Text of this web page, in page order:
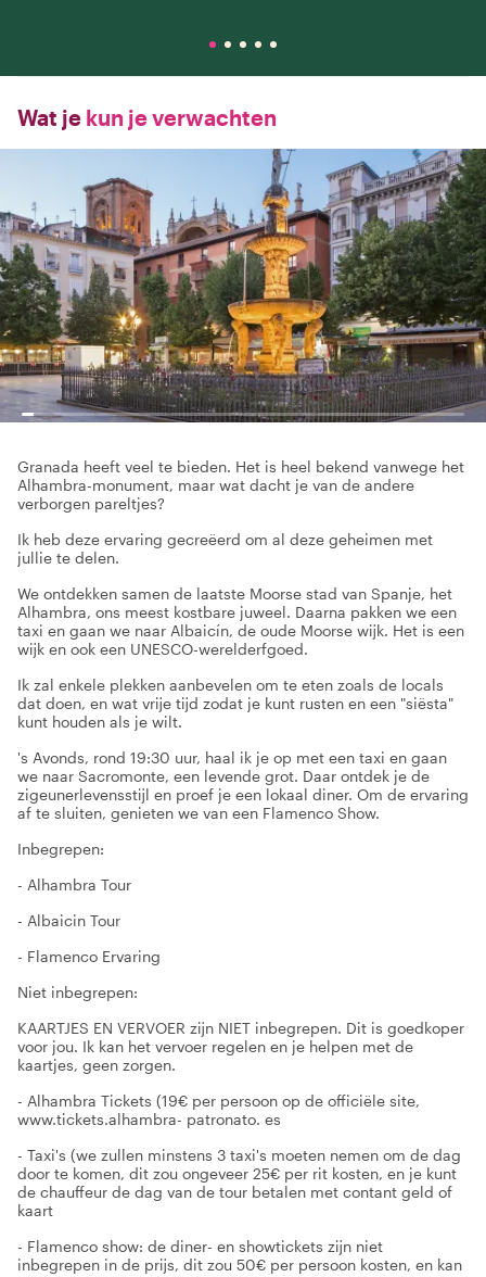
Wat je kun je verwachten
Granada heeft veel te bieden. Het is heel bekend vanwege het
Alhambra-monument, maar wat dacht je van de andere
verborgen pareltjes?
Ik heb deze ervaring gecreëerd om al deze geheimen met
jullie te delen.
We ontdekken samen de laatste Moorse stad van Spanje, het
Alhambra, ons meest kostbare juweel. Daarna pakken we een
taxi en gaan we naar Albaicín, de oude Moorse wijk. Het is een
wijk en ook een UNESCO-werelderfgoed.
Ik zal enkele plekken aanbevelen om te eten zoals de locals
dat doen, en wat vrije tijd zodat je kunt rusten en een "siësta"
kunt houden als je wilt.
's Avonds, rond 19:30 uur, haal ik je op met een taxi en gaan
we naar Sacromonte, een levende grot. Daar ontdek je de
zigeunerlevensstijl en proef je een lokaal diner. Om de ervaring
af te sluiten, genieten we van een Flamenco Show.
Inbegrepen:
- Alhambra Tour
- Albaicin Tour
- Flamenco Ervaring
Niet inbegrepen:
KAARTJES EN VERVOER zijn NIET inbegrepen. Dit is goedkoper
voor jou. Ik kan het vervoer regelen en je helpen met de
kaartjes, geen zorgen.
- Alhambra Tickets (19€ per persoon op de officiële site,
www.tickets.alhambra- patronato. es
- Taxi's (we zullen minstens 3 taxi's moeten nemen om de dag
door te komen, dit zou ongeveer 25€ per rit kosten, en je kunt
de chauffeur de dag van de tour betalen met contant geld of
kaart
- Flamenco show: de diner- en showtickets zijn niet
inbegrepen in de prijs, dit zou 50€ per persoon kosten, en kan